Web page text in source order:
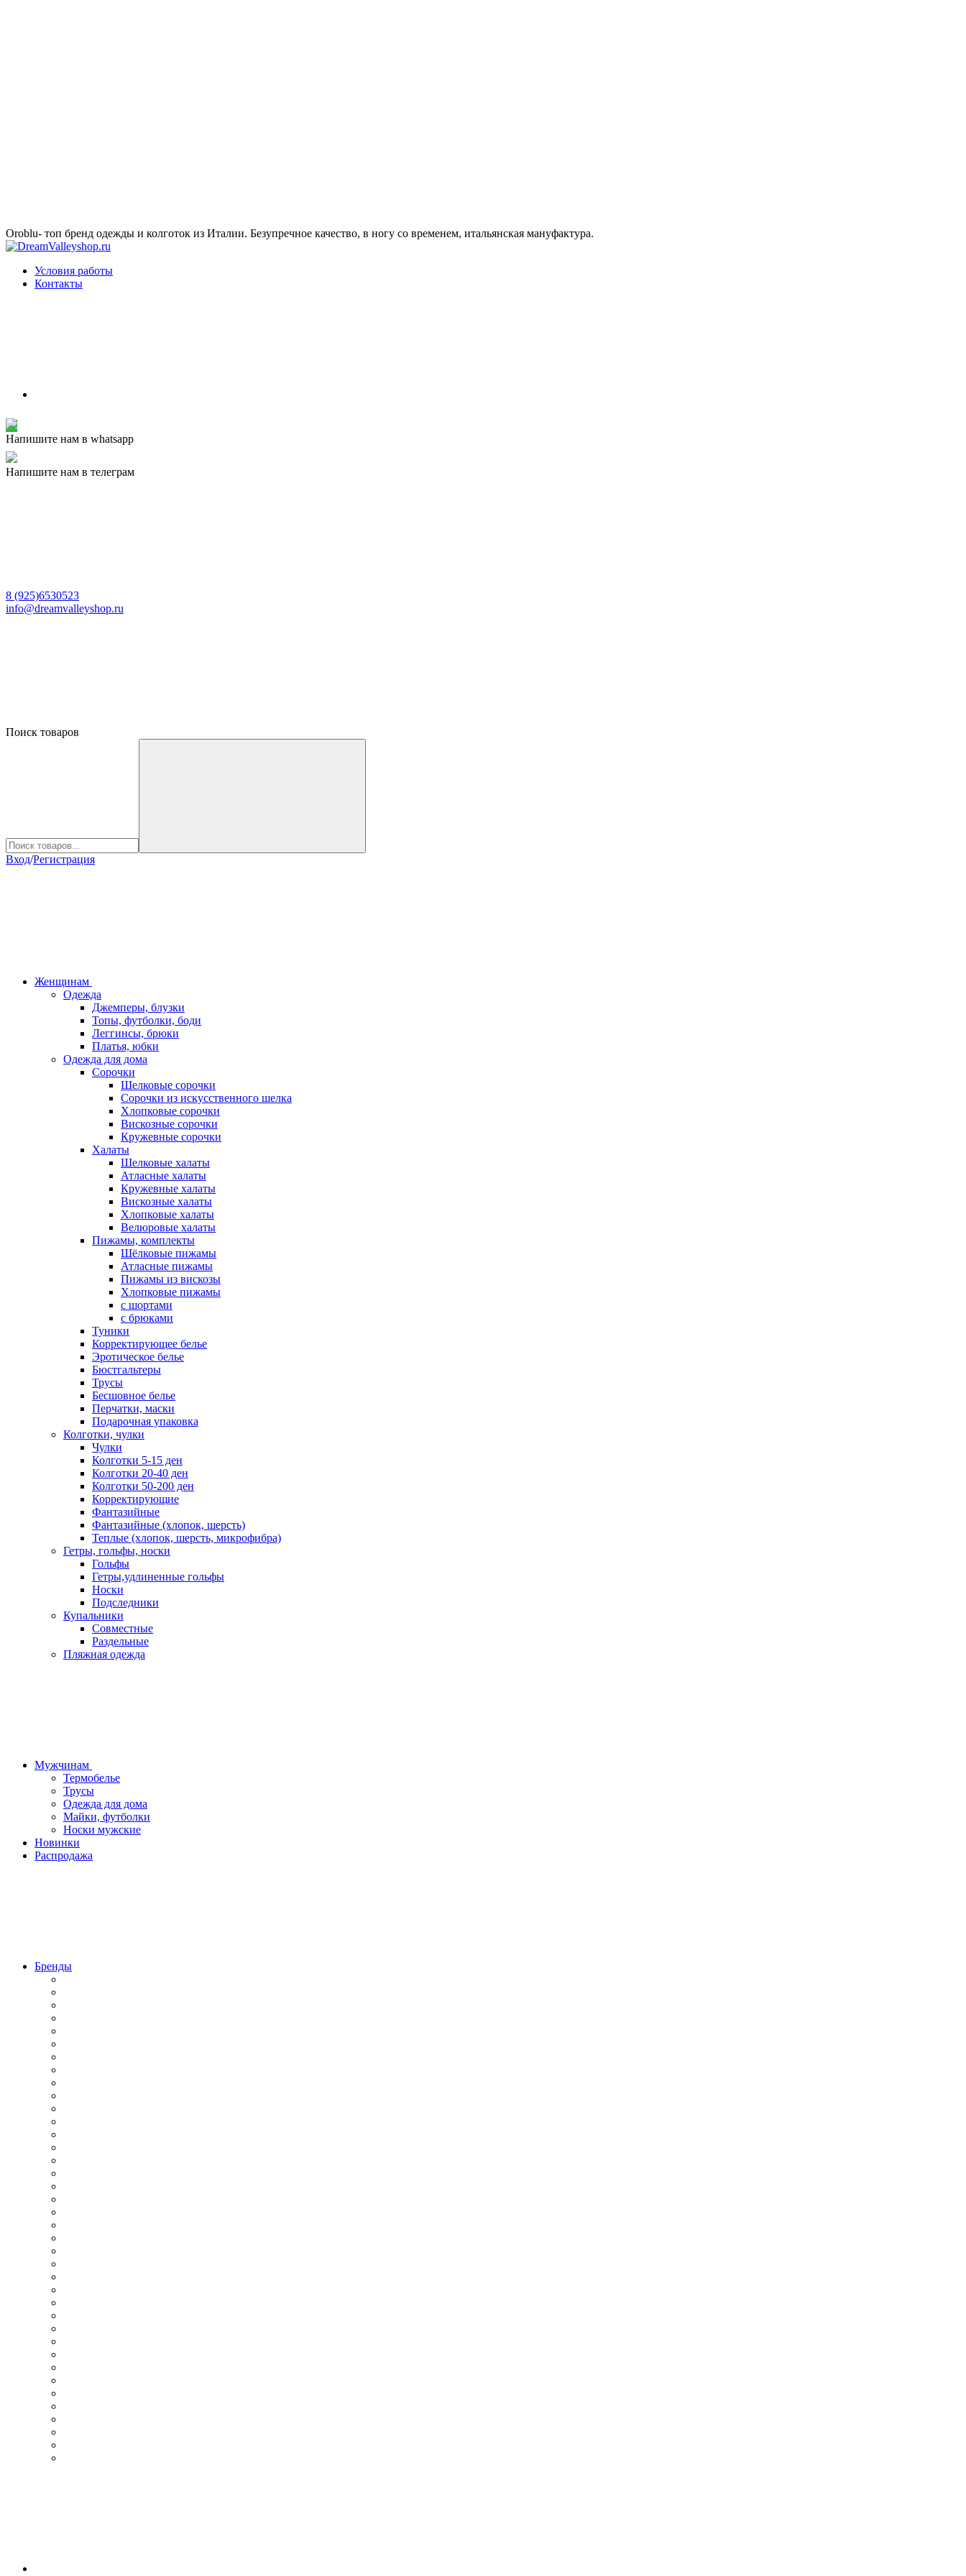
Oroblu- топ бренд одежды и колготок из Италии. Безупречное качество, в ногу со временем, итальянская мануфактура.
Условия работы
Контакты
Напишите нам в whatsapp
Напишите нам в телеграм
8 (925)6530523
info@dreamvalleyshop.ru
Поиск товаров
Вход/Регистрация
Женщинам
Одежда
Джемперы, блузки
Топы, футболки, боди
Леггинсы, брюки
Платья, юбки
Одежда для дома
Сорочки
Шелковые сорочки
Сорочки из искусственного шелка
Хлопковые сорочки
Вискозные сорочки
Кружевные сорочки
Халаты
Шелковые халаты
Атласные халаты
Кружевные халаты
Вискозные халаты
Хлопковые халаты
Велюровые халаты
Пижамы, комплекты
Шёлковые пижамы
Атласные пижамы
Пижамы из вискозы
Хлопковые пижамы
с шортами
с брюками
Туники
Корректирующее белье
Эротическое белье
Бюстгальтеры
Трусы
Бесшовное белье
Перчатки, маски
Подарочная упаковка
Колготки, чулки
Чулки
Колготки 5-15 ден
Колготки 20-40 ден
Колготки 50-200 ден
Корректирующие
Фантазийные
Фантазийные (хлопок, шерсть)
Теплые (хлопок, шерсть, микрофибра)
Гетры, гольфы, носки
Гольфы
Гетры,удлиненные гольфы
Носки
Подследники
Купальники
Совместные
Раздельные
Пляжная одежда
Мужчинам
Термобелье
Трусы
Одежда для дома
Майки, футболки
Носки мужские
Новинки
Распродажа
Бренды